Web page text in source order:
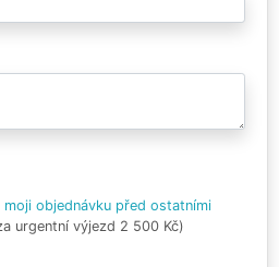
objednávku před ostatními
urgentní výjezd 2 500 Kč)